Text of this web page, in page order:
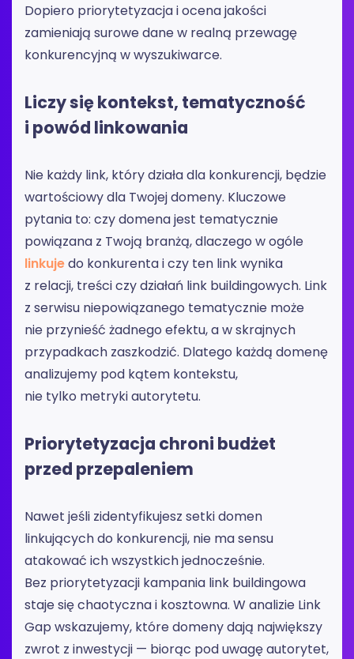
Dopiero priorytetyzacja i ocena jakości
zamieniają surowe dane w realną przewagę
konkurencyjną w wyszukiwarce.
Liczy się kontekst, tematyczność
i powód linkowania
Nie każdy link, który działa dla konkurencji, będzie
wartościowy dla Twojej domeny. Kluczowe
pytania to: czy domena jest tematycznie
powiązana z Twoją branżą, dlaczego w ogóle
linkujedo konkurenta i czy ten link wynika
z relacji, treści czy działań link buildingowych. Link
z serwisu niepowiązanego tematycznie może
nie przynieść żadnego efektu, a w skrajnych
przypadkach zaszkodzić. Dlatego każdą domenę
analizujemy pod kątem kontekstu,
nie tylko metryki autorytetu.
Priorytetyzacja chroni budżet
przed przepaleniem
Nawet jeśli zidentyfikujesz setki domen
linkujących do konkurencji, nie ma sensu
atakować ich wszystkich jednocześnie.
Bez priorytetyzacji kampania link buildingowa
staje się chaotyczna i kosztowna. W analizie Link
Gap wskazujemy, które domeny dają największy
zwrot z inwestycji — biorąc pod uwagę autorytet,